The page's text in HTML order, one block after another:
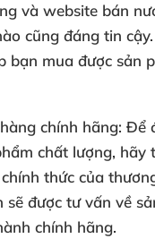
và website bán
cũng đáng tin
bạn mua được sản
chính hãng: Để
chất lượng, hãy
thức của
sẽ được tư vấn về
chính hãng.